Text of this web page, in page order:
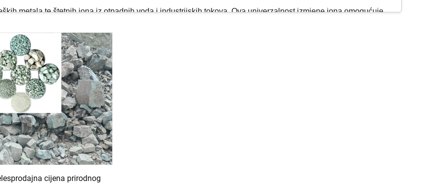
metala te štetnih iona iz otpadnih voda i industrijskih tokova. Ova univerzalnost izmjene iona omogućuje
zadržavajući svoju strukturu i svojstva čak i u ekstremnim uvjetima. Može izdržati visoke temperature bez
u katalitičkim procesima i industrijskim primjenama s visokim temperaturama. Zeolit je također otporan
da ostane učinkovit u agresivnim okruženjima u kojima bi se drugi materijali degradirali. Ova stabilnost
adsorpcije i izmjene iona, smanjujući potrebu za čestim zamjenama. Bez obzira na izloženost toplini,
čini ga pouzdanim materijalom za dugotrajnu uporabu.
cijena prirodnog